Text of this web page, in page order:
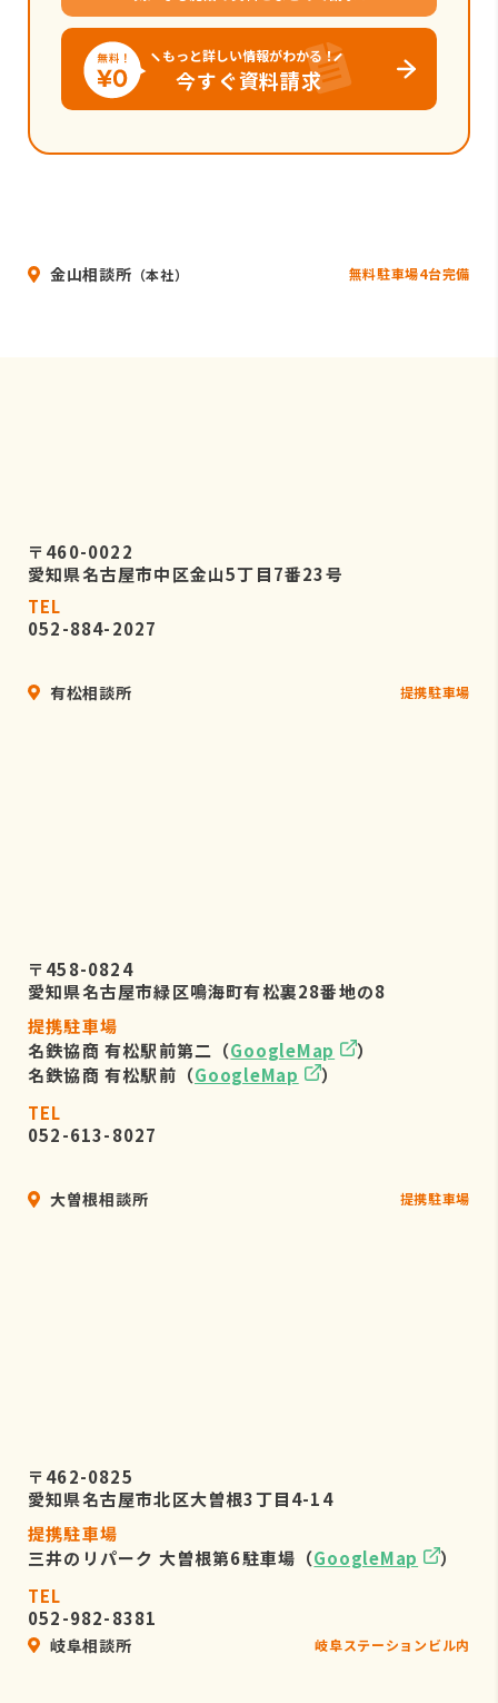
もっと詳しい情報がわかる！
今すぐ資料請求
金山相談所 （本社） 無料駐車場4台完備
〒460-0022
愛知県名古屋市中区金山5丁目7番23号
TEL
052-884-2027
有松相談所 提携駐車場
〒458-0824
愛知県名古屋市緑区鳴海町有松裏28番地の8
提携駐車場
名鉄協商 有松駅前第二（GoogleMap
）
名鉄協商 有松駅前（GoogleMap
）
TEL
052-613-8027
大曽根相談所 提携駐車場
〒462-0825
愛知県名古屋市北区大曽根3丁目4-14
提携駐車場
三井のリパーク 大曽根第6駐車場（GoogleMap
）
TEL
052-982-8381
岐阜相談所 岐阜ステーションビル内